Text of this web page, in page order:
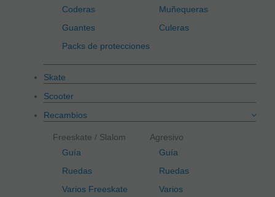
Coderas
Muñequeras
Guantes
Culeras
Packs de protecciones
Skate
Scooter
Recambios
Freeskate / Slalom
Guía
Ruedas
Varios Freeskate
Agresivo
Guía
Ruedas
Varios